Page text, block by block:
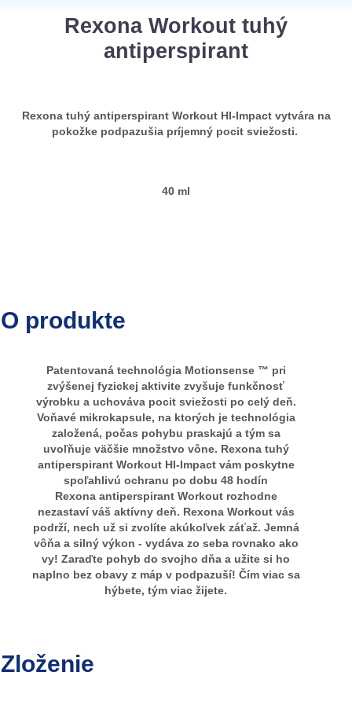
Rexona Workout tuhý
antiperspirant
Rexona tuhý antiperspirant Workout HI-Impact vytvára na
pokožke podpazušia príjemný pocit sviežosti.
40 ml
O produkte
Patentovaná technológia Motionsense ™ pri
zvýšenej fyzickej aktivite zvyšuje funkčnosť
výrobku a uchováva pocit sviežosti po celý deň.
Voňavé mikrokapsule, na ktorých je technológia
založená, počas pohybu praskajú a tým sa
uvoľňuje väčšie množstvo vône. Rexona tuhý
antiperspirant Workout HI-Impact vám poskytne
spoľahlivú ochranu po dobu 48 hodín
Rexona antiperspirant Workout rozhodne
nezastaví váš aktívny deň. Rexona Workout vás
podrží, nech už si zvolíte akúkoľvek záťaž. Jemná
vôňa a silný výkon - vydáva zo seba rovnako ako
vy! Zaraďte pohyb do svojho dňa a užite si ho
naplno bez obavy z máp v podpazuší! Čím viac sa
hýbete, tým viac žijete.
Zloženie